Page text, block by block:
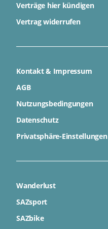
Verträge hier kündigen
Vertrag widerrufen
Kontakt & Impressum
AGB
Nutzungsbedingungen
Datenschutz
Privatsphäre-Einstellungen
Wanderlust
SAZsport
SAZbike